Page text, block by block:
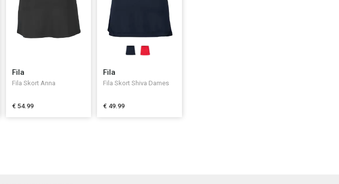
Fila
Fila Skort Anna
€ 54.99
Fila
Fila Skort Shiva Dames
€ 49.99